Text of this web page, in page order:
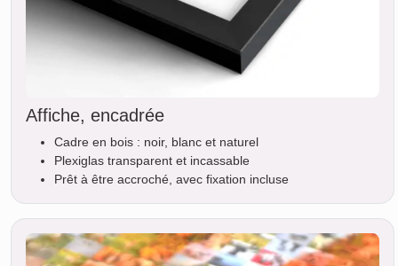
Affiche, encadrée
Cadre en bois : noir, blanc et naturel
Plexiglas transparent et incassable
Prêt à être accroché, avec fixation incluse